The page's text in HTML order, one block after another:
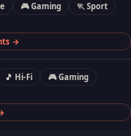
🎮 Gaming
🏃 Sport
→
🎵 Hi-Fi
🎮 Gaming